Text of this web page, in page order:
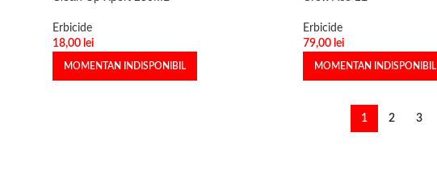
Erbicide
18,00 lei
MOMENTAN INDISPONIBIL
Erbicide
79,00 lei
MOMENTAN INDISPONIBIL
1 2 3